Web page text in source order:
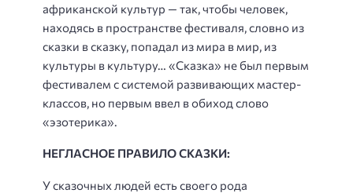
африканской культур — так, чтобы человек,
находясь в пространстве фестиваля, словно из
сказки в сказку, попадал из мира в мир, из
культуры в культуру… «Сказка» не был первым
фестивалем с системой развивающих мастер-
классов, но первым ввел в обиход слово
«эзотерика».
НЕГЛАСНОЕ ПРАВИЛО СКАЗКИ:
У сказочных людей есть своего рода